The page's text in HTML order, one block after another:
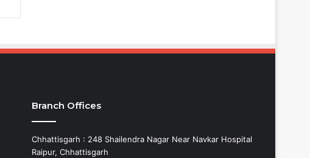
Branch Offices
Chhattisgarh : 248 Shailendra Nagar Near Navkar Hospital
Raipur, Chhattisgarh